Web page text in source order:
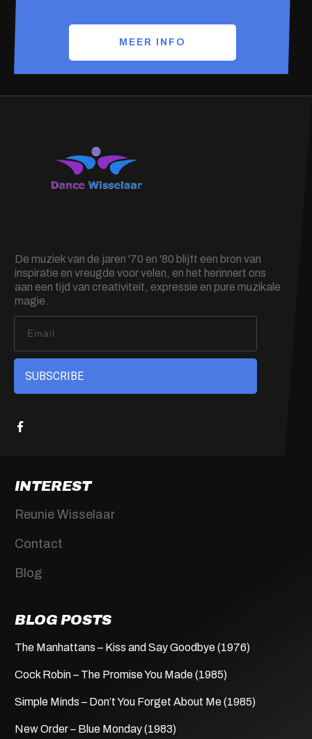
MEER INFO
De muziek van de jaren '70 en '80 blijft een bron van
inspiratie en vreugde voor velen, en het herinnert ons
aan een tijd van creativiteit, expressie en pure muzikale
magie.
SUBSCRIBE
INTEREST
Reunie Wisselaar
Contact
Blog
BLOG POSTS
The Manhattans – Kiss and Say Goodbye (1976)
Cock Robin – The Promise You Made (1985)
Simple Minds – Don’t You Forget About Me (1985)
New Order – Blue Monday (1983)